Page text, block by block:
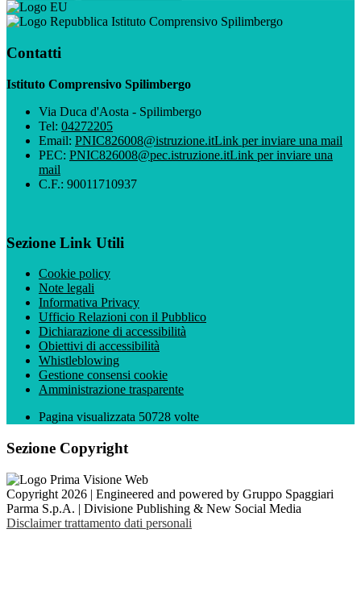
Istituto Comprensivo Spilimbergo
Contatti
Istituto Comprensivo Spilimbergo
Via Duca d'Aosta - Spilimbergo
Tel: 04272205
Email: PNIC826008@istruzione.itLink per inviare una mail
PEC: PNIC826008@pec.istruzione.itLink per inviare una
mail
C.F.: 90011710937
Sezione Link Utili
Cookie policy
Note legali
Informativa Privacy
Ufficio Relazioni con il Pubblico
Dichiarazione di accessibilità
Obiettivi di accessibilità
Whistleblowing
Gestione consensi cookie
Amministrazione trasparente
Pagina visualizzata 50728 volte
Sezione Copyright
Copyright 2026 | Engineered and powered by Gruppo Spaggiari
Parma S.p.A. | Divisione Publishing & New Social Media
Disclaimer trattamento dati personali